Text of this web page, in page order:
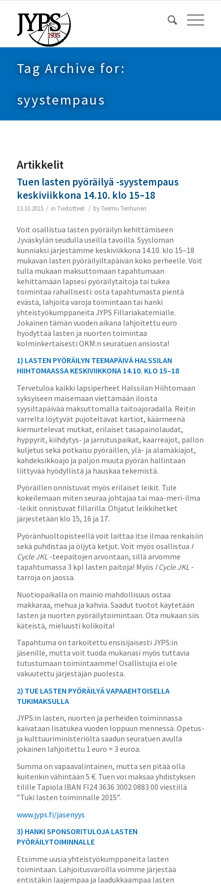
Tag Archive for:
syystempaus
Artikkelit
Tuen lasten pyöräilyä -syystempaus
keskiviikkona 14.10. klo 15–18
13.10.2015 / in Tiedotteet / byTeemu Tenhunen
Voit osallistua lasten pyöräilyn kehittämiseen
Jyväskylän seudulla useilla tavoilla. Syysloman
kunniaksi järjestämme keskiviikkona 14.10. klo 15–18
mukavan lasten pyöräilyiltapäivän koko perheelle. Voit
tulla mukaan maksuttomaan tapahtumaan
kehittämään lapsesi pyöräilytaitoja tai tukea
toimintaa rahallisesti: osta tapahtumasta pientä
evästä, lahjoita varoja toimintaan tai hanki
yhteistyökumppaneita JYPS Fillariakatemialle.
Jokainen tämän vuoden aikana lahjoitettu euro
hyödyttää lasten ja nuorten toimintaa
kolminkertaisesti OKM:n seuratuen ansiosta!
1) LASTEN PYÖRÄILYN TEEMAPÄIVÄ HALSSILAN
HIIHTOMAASSA KESKIVIIKKONA 14.10. KLO 15–18
Tervetuloa kaikki lapsiperheet Halssilan Hiihtomaan
syksyiseen maisemaan viettämään iloista
syysiltapäivää maksuttomalla taitoajoradalla. Reitin
varrelta löytyvät pujoteltavat kartiot, käärmeenä
kiemurtelevat mutkat, erilaiset tasapainolaudat,
hyppyrit, kiihdytys- ja jarrutuspaikat, kaarreajot, pallon
kuljetus sekä potkaisu pyöräillen, ylä- ja alamäkiajot,
kahdeksikkoajo ja paljon muuta pyörän hallintaan
liittyvää hyödyllistä ja hauskaa tekemistä.
Pyöräillen onnistuvat myös erilaiset leikit. Tule
kokeilemaan miten seuraa johtajaa tai maa-meri-ilma
-leikit onnistuvat fillarilla. Ohjatut leikkihetket
järjestetään klo 15, 16 ja 17.
Pyöränhuoltopisteellä voit laittaa itse ilmaa renkaisiin
sekä puhdistaa ja öljytä ketjut. Voit myös osallistua I
Cycle JKL -teepaitojen arvontaan, sillä arvomme
tapahtumassa 3 kpl lasten paitoja! Myös I Cycle JKL -
tarroja on jaossa.
Nuotiopaikalla on mainio mahdollisuus ostaa
makkaraa, mehua ja kahvia. Saadut tuotot käytetään
lasten ja nuorten pyöräilytoimintaan. Ota mukaan siis
käteistä, mieluusti kolikoita!
Tapahtuma on tarkoitettu ensisijaisesti JYPS:in
jäsenille, mutta voit tuoda mukanasi myös tuttavia
tutustumaan toimintaamme! Osallistujia ei ole
vakuutettu järjestäjän puolesta.
2) TUE LASTEN PYÖRÄILYÄ VAPAAEHTOISELLA
TUKIMAKSULLA
JYPS:in lasten, nuorten ja perheiden toiminnassa
kaivataan lisätukea vuoden loppuun mennessä. Opetus-
ja kulttuuriministeriöltä saadun seuratuen avulla
jokainen lahjoitettu 1 euro = 3 euroa.
Summa on vapaavalintainen, mutta sen pitää olla
kuitenkin vähintään 5 €. Tuen voi maksaa yhdistyksen
tilille Tapiola IBAN FI24 3636 3002 0883 00 viestillä
”Tuki lasten toiminnalle 2015”.
www.jyps.fi/jasenyys
3) HANKI SPONSORITULOJA LASTEN
PYÖRÄILYTOIMINNALLE
Etsimme uusia yhteistyökumppaneita lasten
toimintaan. Lahjoitusvaroilla voimme järjestää
entistäkin laajempaa ja laadukkaampaa lasten